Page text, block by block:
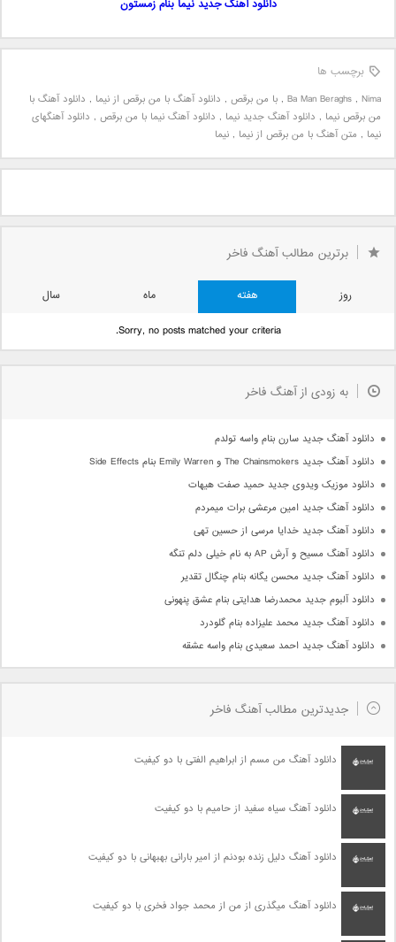
دانلود آهنگ جدید نیما بنام زمستون
برچسب ها
Ba Man Beraghs , Nima
, با من برقص , دانلود آهنگ با من برقص از نیما , دانلود آهنگ با
من برقص نیما , دانلود آهنگ جدید نیما , دانلود آهنگ نیما با من برقص , دانلود آهنگهای
نیما , متن آهنگ با من برقص از نیما , نیما
برترین مطالب آهنگ فاخر
روز هفته ماه
سال
Sorry, no posts matched your criteria.
به زودی از آهنگ فاخر
دانلود آهنگ جدید سارن بنام واسه تولدم
دانلود آهنگ جدید The Chainsmokers و Emily Warren بنام Side Effects
دانلود موزیک ویدوی جدید حمید صفت هیهات
دانلود آهنگ جدید امین مرعشی برات میمردم
دانلود آهنگ جدید خدایا مرسی از حسین تهی
دانلود آهنگ مسیح و آرش AP به نام خیلی دلم تنگه
دانلود آهنگ جدید محسن یگانه بنام چنگال تقدیر
دانلود آلبوم جدید محمدرضا هدایتی بنام عشق پنهونی
دانلود آهنگ جدید محمد علیزاده بنام گلودرد
دانلود آهنگ جدید احمد سعیدی بنام واسه عشقه
جدیدترین مطالب آهنگ فاخر
دانلود آهنگ من مسم از ابراهیم الفتی با دو کیفیت
دانلود آهنگ سیاه سفید از حامیم با دو کیفیت
دانلود آهنگ دلیل زنده بودنم از امیر بارانی بهبهانی با دو کیفیت
دانلود آهنگ میگذری از من از محمد جواد فخری با دو کیفیت